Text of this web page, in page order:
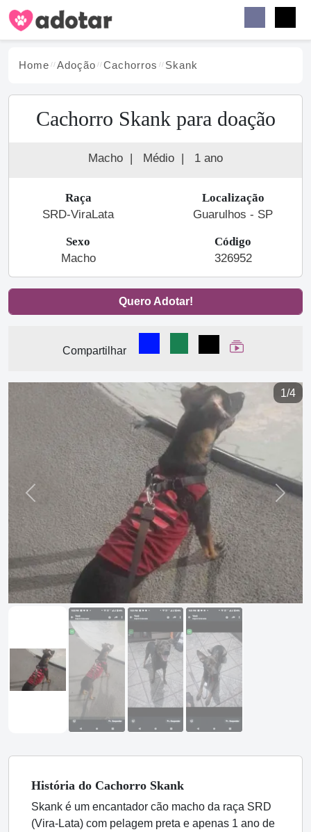
Home Adoção Cachorros Skank
Cachorro Skank para doação
Macho | Médio | 1 ano
Raça
SRD-ViraLata
Localização
Guarulhos - SP
Sexo
Macho
Código
326952
Quero Adotar!
Compartilhar
Compartilhar no Facebook
Compartilhar no
Compartilhar
Ver Web Story
1/4
Previous Next
História do Cachorro Skank
Skank é um encantador cão macho da raça SRD
(Vira-Lata) com pelagem preta e apenas 1 ano de